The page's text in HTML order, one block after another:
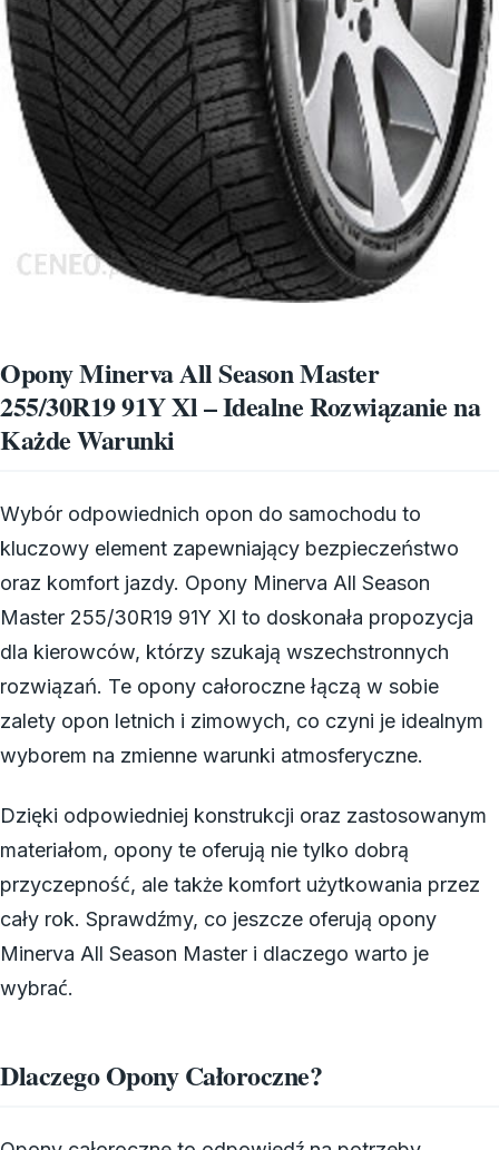
Opony Minerva All Season Master
255/30R19 91Y Xl – Idealne Rozwiązanie na
Każde Warunki
Wybór odpowiednich opon do samochodu to
kluczowy element zapewniający bezpieczeństwo
oraz komfort jazdy. Opony Minerva All Season
Master 255/30R19 91Y Xl to doskonała propozycja
dla kierowców, którzy szukają wszechstronnych
rozwiązań. Te opony całoroczne łączą w sobie
zalety opon letnich i zimowych, co czyni je idealnym
wyborem na zmienne warunki atmosferyczne.
Dzięki odpowiedniej konstrukcji oraz zastosowanym
materiałom, opony te oferują nie tylko dobrą
przyczepność, ale także komfort użytkowania przez
cały rok. Sprawdźmy, co jeszcze oferują opony
Minerva All Season Master i dlaczego warto je
wybrać.
Dlaczego Opony Całoroczne?